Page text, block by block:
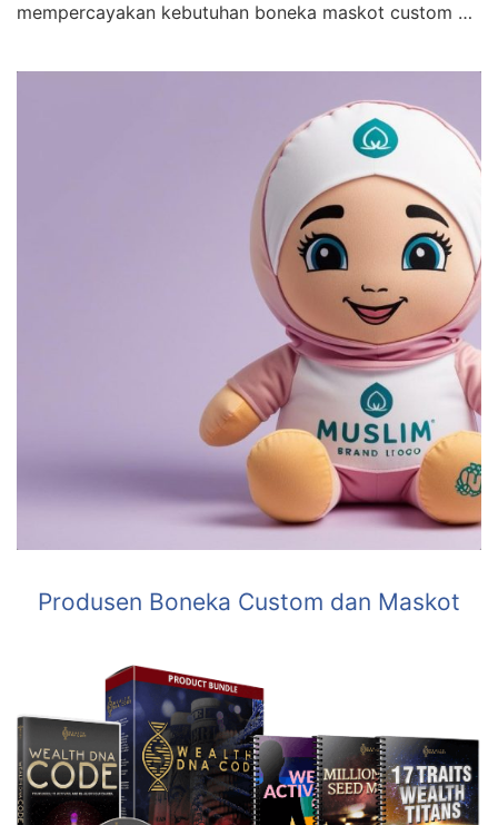
mempercayakan kebutuhan boneka maskot custom …
Produsen Boneka Custom dan Maskot